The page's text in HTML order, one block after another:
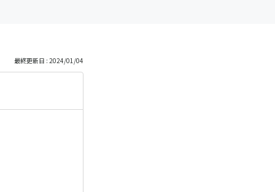
最終更新日 : 2024/01/04